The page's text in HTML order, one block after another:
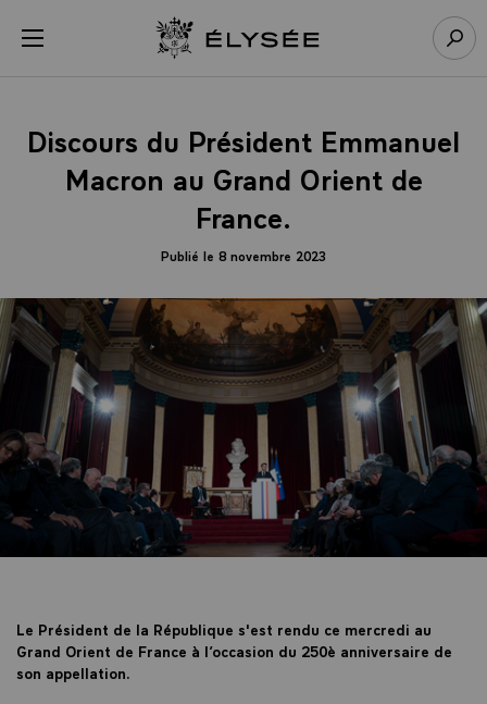
menu Retour à l’accueil Élysée
Discours du Président Emmanuel
Macron au Grand Orient de
France.
Publié le 8 novembre 2023
Le Président de la République s'est rendu ce mercredi au
Grand Orient de France à l’occasion du 250è anniversaire de
son appellation.
Panneau de gestion des cookies